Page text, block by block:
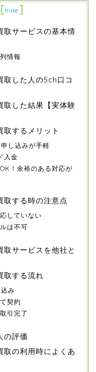
[hide ]
取サービスの基本情
情報
取した人の5ch口コ
取した結果【実体験
取するメリット
し込みが手軽
入金
！余裕のある対応が
取する時の注意点
していない
は不可
サービスを他社と
取する流れ
み
契約
引完了
の評価
取の利用時によくあ